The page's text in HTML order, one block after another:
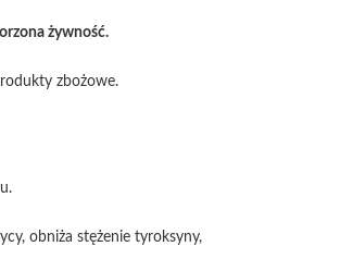
żywność.
zbożowe.
obniża stężenie tyroksyny,